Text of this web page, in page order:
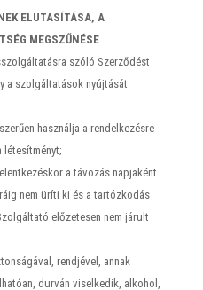
ELUTASÍTÁSA, A
MEGSZŰNÉSE
szóló Szerződést
a szolgáltatások nyújtását
használja a rendelkezésre
a távozás napjaként
nem üríti ki és a tartózkodás
előzetesen nem járult
rendjével, annak
durván viselkedik, alkohol,